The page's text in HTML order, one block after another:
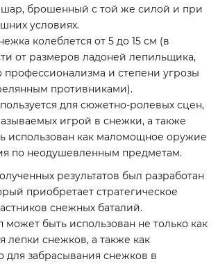
брошенный с той же силой и при
условиях.
колеблется от 5 до 15 см (в
от размеров ладоней лепильщика,
профессионализма и степени угрозы
противниками).
для сюжетно-ролевых сцен,
игрой в снежки, а также
использован как маломощное оружие
по неодушевленным предметам.
результатов был разработан
приобретает стратегическое
снежных баталий.
быть использован не только как
лепки снежков, а также как
для забрасывания снежков в